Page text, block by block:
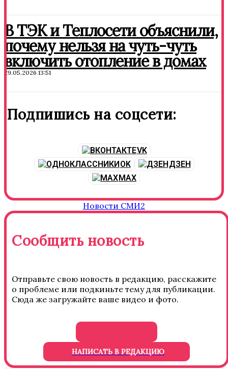
В ТЭК и Теплосети объяснили,
почему нельзя на чуть-чуть
включить отопление в домах
29.05.2026 13:51
Подпишись на соцсети:
VK
OK
ДЗЕН
MAX
Новости СМИ2
Сообщить новость
Отправьте свою новость в редакцию, расскажите
о проблеме или подкиньте тему для публикации.
Сюда же загружайте ваше видео и фото.
НАПИСАТЬ В РЕДАКЦИЮ